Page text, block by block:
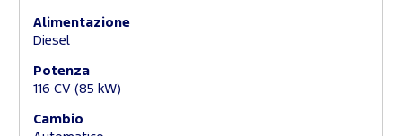
Alimentazione
Diesel
Potenza
116 CV (85 kW)
Cambio